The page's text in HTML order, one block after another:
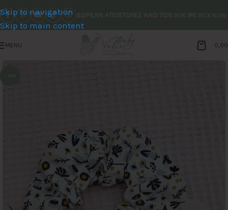
Skip to navigation
Skip to main content
MENU